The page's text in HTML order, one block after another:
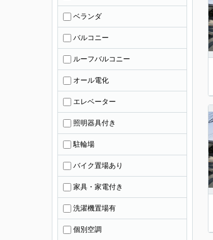
ベランダ
バルコニー
ルーフバルコニー
オール電化
エレベーター
照明器具付き
駐輪場
バイク置場あり
家具・家電付き
洗濯機置場有
個別空調